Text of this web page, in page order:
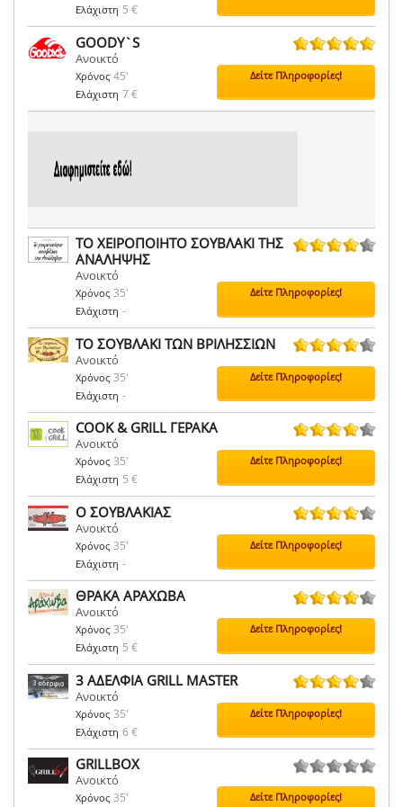
Ελάχιστη 5 €
GOODY`S
Ανοικτό
Χρόνος 45'
Ελάχιστη 7 €
Δείτε Πληροφορίες!
ΤΟ ΧΕΙΡΟΠΟΙΗΤΟ ΣΟΥΒΛΑΚΙ ΤΗΣ
ΑΝΑΛΗΨΗΣ
Ανοικτό
Χρόνος 35'
Ελάχιστη -
Δείτε Πληροφορίες!
ΤΟ ΣΟΥΒΛΑΚΙ ΤΩΝ ΒΡΙΛΗΣΣΙΩΝ
Ανοικτό
Χρόνος 35'
Ελάχιστη -
Δείτε Πληροφορίες!
COOK & GRILL ΓΕΡΑΚΑ
Ανοικτό
Χρόνος 35'
Ελάχιστη 5 €
Δείτε Πληροφορίες!
Ο ΣΟΥΒΛΑΚΙΑΣ
Ανοικτό
Χρόνος 35'
Ελάχιστη -
Δείτε Πληροφορίες!
ΘΡΑΚΑ ΑΡΑΧΩΒΑ
Ανοικτό
Χρόνος 35'
Ελάχιστη 5 €
Δείτε Πληροφορίες!
3 ΑΔΕΛΦΙΑ GRILL MASTER
Ανοικτό
Χρόνος 35'
Ελάχιστη 6 €
Δείτε Πληροφορίες!
GRILLBOX
Ανοικτό
Χρόνος 35' Δείτε Πληροφορίες!